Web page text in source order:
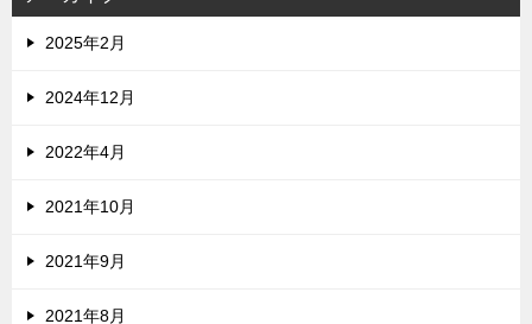
2025年2月
2024年12月
2022年4月
2021年10月
2021年9月
2021年8月